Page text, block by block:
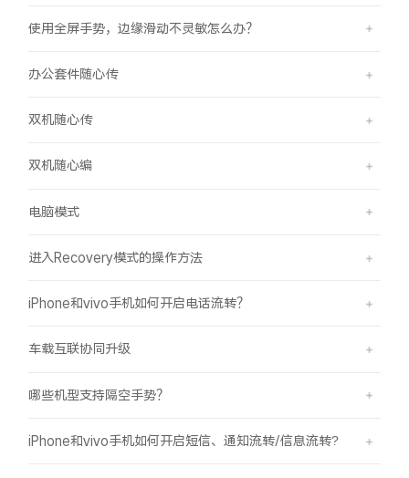
使用全屏手势，边缘滑动不灵敏怎么办？
办公套件随心传
双机随心传
双机随心编
电脑模式
进入Recovery模式的操作方法
iPhone和vivo手机如何开启电话流转？
车载互联协同升级
哪些机型支持隔空手势？
iPhone和vivo手机如何开启短信、通知流转/信息流转?